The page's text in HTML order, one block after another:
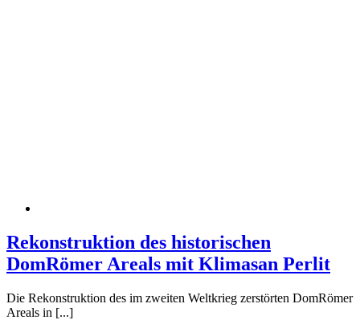
Rekonstruktion des historischen
DomRömer Areals mit Klimasan Perlit
Die Rekonstruktion des im zweiten Weltkrieg zerstörten DomRömer
Areals in [...]